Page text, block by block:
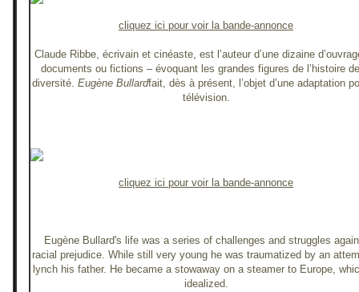
cliquez ici pour voir la bande-annonce
Claude Ribbe, écrivain et cinéaste, est l’auteur d’une dizaine
documents ou fictions – évoquant les grandes figures de l’histoire
diversité. Eugène Bullardfait, dès à présent, l’objet d’une adaptation
télévision.
cliquez ici pour voir la bande-annonce
Eugène Bullard's life was a series of challenges and struggles
racial prejudice. While still very young he was traumatized by an
lynch his father. He became a stowaway on a steamer to Europe,
idealized.